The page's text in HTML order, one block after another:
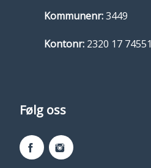
Kommunenr:3449
Kontonr: 2320 17 74551
Følg oss
FacebookInstagram